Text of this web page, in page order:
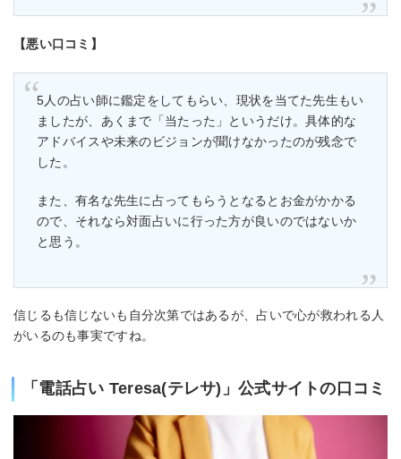
【悪い口コミ】
5人の占い師に鑑定をしてもらい、現状を当てた先生もい
ましたが、あくまで「当たった」というだけ。具体的な
アドバイスや未来のビジョンが聞けなかったのが残念で
した。
また、有名な先生に占ってもらうとなるとお金がかかる
ので、それなら対面占いに行った方が良いのではないか
と思う。
信じるも信じないも自分次第ではあるが、占いで心が救われる人
がいるのも事実ですね。
「電話占い Teresa(テレサ)」公式サイトの口コミ